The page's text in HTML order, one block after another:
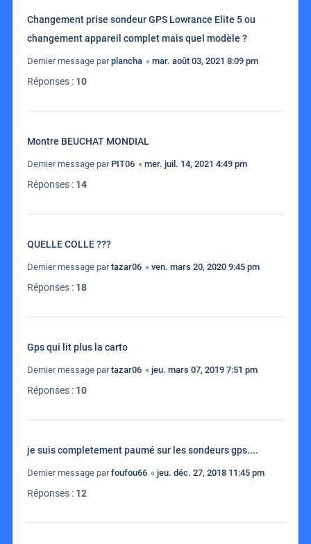
Changement prise sondeur GPS Lowrance Elite 5 ou
changement appareil complet mais quel modèle ?
Dernier message parplancha « mar. août 03, 2021 8:09 pm
Réponses : 10
Montre BEUCHAT MONDIAL
Dernier message par PIT06 « mer. juil. 14, 2021 4:49 pm
Réponses : 14
QUELLE COLLE ???
Dernier message partazar06 « ven. mars 20, 2020 9:45 pm
Réponses : 18
Gps qui lit plus la carto
Dernier message partazar06 « jeu. mars 07, 2019 7:51 pm
Réponses : 10
je suis completement paumé sur les sondeurs gps....
Dernier message parfoufou66 « jeu. déc. 27, 2018 11:45 pm
Réponses : 12